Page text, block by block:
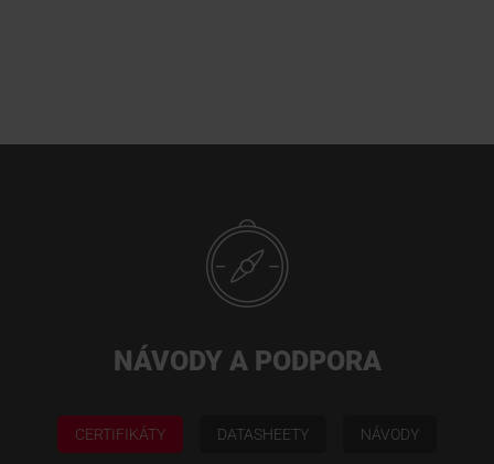
NÁVODY A PODPORA
CERTIFIKÁTY DATASHEETY NÁVODY